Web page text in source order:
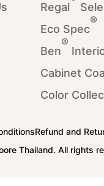
Regal
Eco Spec
®
Ben
®
Cabinet
Color
Refund and
Thailand. All rights